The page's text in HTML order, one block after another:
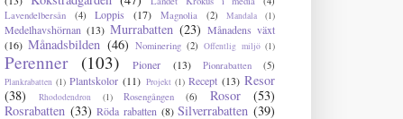
Lavendelbersån
(4) Loppis (17) Magnolia (2) Mandala (1)
Medelhavshörnan (13) Murrabatten (23) Månadens växt
(16) Månadsbilden (46) Nominering (2) Offentlig miljö (1)
Perenner (103) Pioner (13) Pionrabatten (5)
Plankrabatten (1) Plantskolor (11) Projekt (1) Recept (13) Resor
(38)
Rhododendron (1) Rosengången (6) Rosor
(53)
Rosrabatten (33) Röda rabatten (8) Silverrabatten (39)